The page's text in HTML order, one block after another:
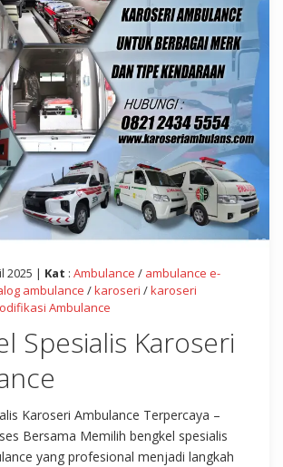
2025 | Kat : Ambulance / ambulance e-
ambulance /karoseri /karoseri
Ambulance
Spesialis Karoseri
Karoseri Ambulance Terpercaya –
Bersama Memilih bengkel spesialis
yang profesional menjadi langkah